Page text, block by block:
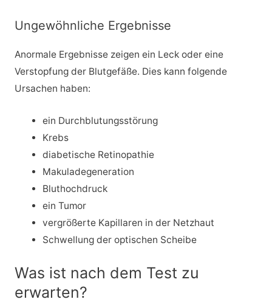
Ungewöhnliche Ergebnisse
Anormale Ergebnisse zeigen ein Leck oder eine
Verstopfung der Blutgefäße. Dies kann folgende
Ursachen haben:
ein Durchblutungsstörung
Krebs
diabetische Retinopathie
Makuladegeneration
Bluthochdruck
ein Tumor
vergrößerte Kapillaren in der Netzhaut
Schwellung der optischen Scheibe
Was ist nach dem Test zu
erwarten?